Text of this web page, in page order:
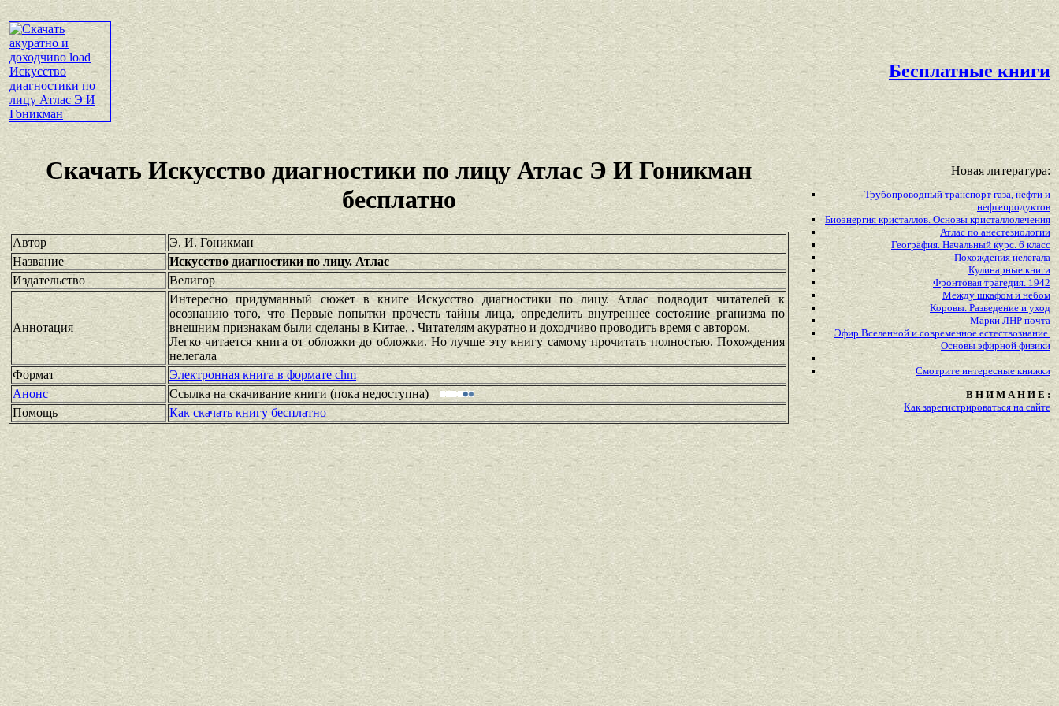
Бесплатные книги
Скачать Искусство диагностики по лицу Атлас Э И Гоникман
бесплатно
Автор
Э. И. Гоникман
Название
Искусство диагностики по лицу. Атлас
Издательство
Велигор
Аннотация
Интересно придуманный сюжет в книге Искусство диагностики по лицу. Атлас подводит читателей к
осознанию того, что Первые попытки прочесть тайны лица, определить внутреннее состояние рганизма по
внешним признакам были сделаны в Китае, . Читателям акуратно и доходчиво проводить время с автором.
Легко читается книга от обложки до обложки. Но лучше эту книгу самому прочитать полностью. Похождения
нелегала
Формат
Электронная книга в формате chm
Анонс
Ссылка на скачивание книги (пока недоступна)
Помощь
Как скачать книгу бесплатно
Новая литература:
Трубопроводный транспорт газа, нефти и
нефтепродуктов
Биоэнергия кристаллов. Основы кристаллолечения
Атлас по анестезиологии
География. Начальный курс. 6 класс
Похождения нелегала
Кулинарные книги
Фронтовая трагедия. 1942
Между шкафом и небом
Коровы. Разведение и уход
Марки ЛНР почта
Эфир Вселенной и современное естествознание.
Основы эфирной физики
Смотритеинтересныекнижки
В Н И М А Н И Е :
Как зарегистрироваться на сайте